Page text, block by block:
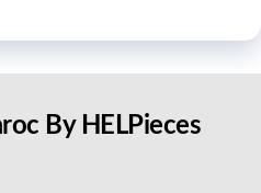
By HELPieces